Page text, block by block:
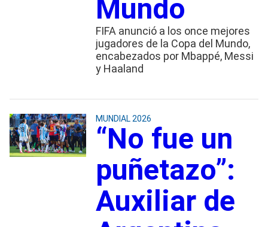
Mundo
FIFA anunció a los once mejores
jugadores de la Copa del Mundo,
encabezados por Mbappé, Messi
y Haaland
MUNDIAL 2026
“No fue un
puñetazo”:
Auxiliar de